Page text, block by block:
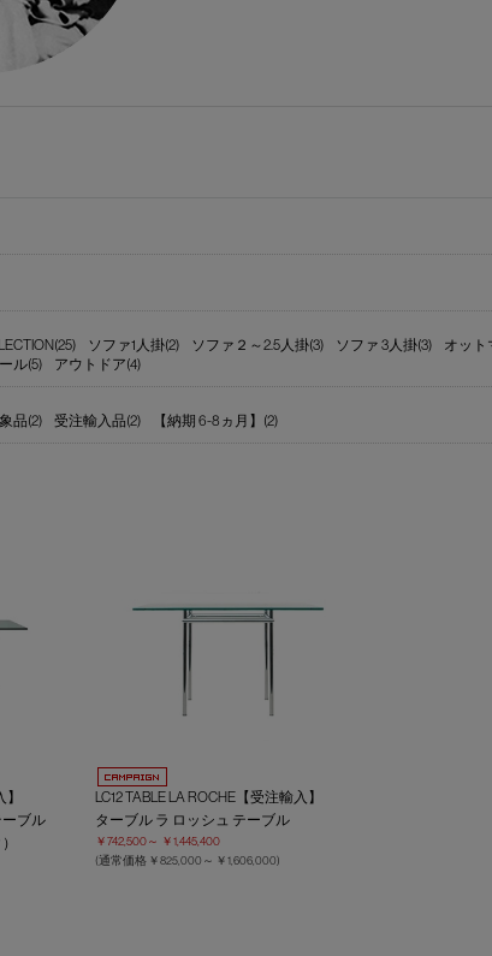
ソファ1人掛(2) ソファ２～2.5人掛(3) ソファ 3人掛(3) オット
ル(5) アウトドア(4)
品(2) 受注輸入品(2) 【納期 6-8ヵ月】(2)
ーブル
LC12 TABLE LA ROCHE【受注輸入】
ターブル ラ ロッシュ テーブル
￥742,500～ ￥1,445,400
(通常価格 ￥825,000～ ￥1,606,000)